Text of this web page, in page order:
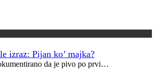
izraz: Pijan ko’ majka?
da je pivo po prvi…